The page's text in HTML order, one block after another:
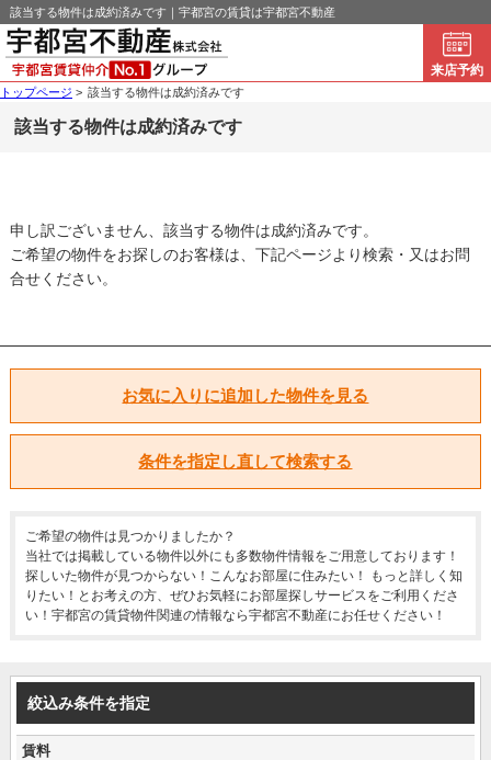
該当する物件は成約済みです｜宇都宮の賃貸は宇都宮不動産
来店予約
トップページ > 該当する物件は成約済みです
該当する物件は成約済みです
申し訳ございません、該当する物件は成約済みです。
ご希望の物件をお探しのお客様は、下記ページより検索・又はお問
合せください。
お気に入りに追加した物件を見る
条件を指定し直して検索する
ご希望の物件は見つかりましたか？
当社では掲載している物件以外にも多数物件情報をご用意しております！
探しいた物件が見つからない！こんなお部屋に住みたい！ もっと詳しく知
りたい！とお考えの方、ぜひお気軽にお部屋探しサービスをご利用くださ
い！宇都宮の賃貸物件関連の情報なら宇都宮不動産にお任せください！
絞込み条件を指定
賃料